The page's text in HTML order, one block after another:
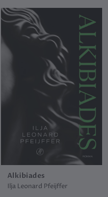
Alkibiades
Ilja Leonard Pfeijffer